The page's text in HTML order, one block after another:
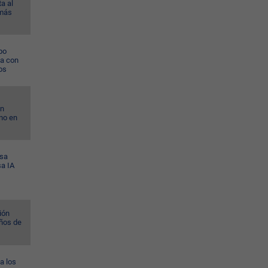
al
con
en
IA
de
los